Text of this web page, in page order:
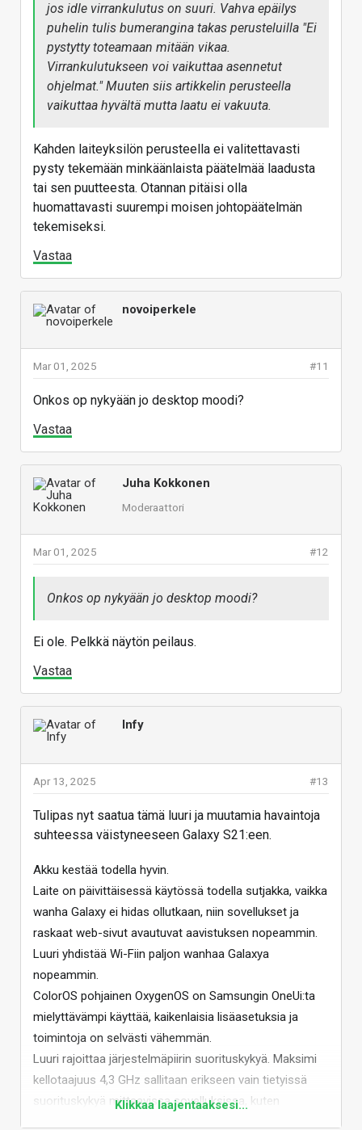
jos idle virrankulutus on suuri. Vahva epäilys
puhelin tulis bumerangina takas perusteluilla "Ei
pystytty toteamaan mitään vikaa.
Virrankulutukseen voi vaikuttaa asennetut
ohjelmat." Muuten siis artikkelin perusteella
vaikuttaa hyvältä mutta laatu ei vakuuta.
Kahden laiteyksilön perusteella ei valitettavasti
pysty tekemään minkäänlaista päätelmää laadusta
tai sen puutteesta. Otannan pitäisi olla
huomattavasti suurempi moisen johtopäätelmän
tekemiseksi.
Vastaa
novoiperkele
#11
Mar 01, 2025
Onkos op nykyään jo desktop moodi?
Vastaa
Juha Kokkonen
Moderaattori
#12
Mar 01, 2025
Onkos op nykyään jo desktop moodi?
Ei ole. Pelkkä näytön peilaus.
Vastaa
Infy
#13
Apr 13, 2025
Tulipas nyt saatua tämä luuri ja muutamia havaintoja
suhteessa väistyneeseen Galaxy S21:een.
Akku kestää todella hyvin.
Laite on päivittäisessä käytössä todella sutjakka, vaikka
wanha Galaxy ei hidas ollutkaan, niin sovellukset ja
raskaat web-sivut avautuvat aavistuksen nopeammin.
Luuri yhdistää Wi-Fiin paljon wanhaa Galaxya
nopeammin.
ColorOS pohjainen OxygenOS on Samsungin OneUi:ta
mielyttävämpi käyttää, kaikenlaisia lisäasetuksia ja
toimintoja on selvästi vähemmän.
Luuri rajoittaa järjestelmäpiirin suorituskykyä. Maksimi
kellotaajuus 4,3 GHz sallitaan erikseen vain tietyissä
suorituskykyä mittaavissa sovelluksissa, kuten
Klikkaa laajentaaksesi...